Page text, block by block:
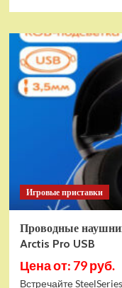
(EU)
LEGO
Star
Wars
и
гибрид
X-
Wing
(75393)
Игровые приставки
Проводные
Arctis Pro USB
Цена от: 79 руб.
Встречайте